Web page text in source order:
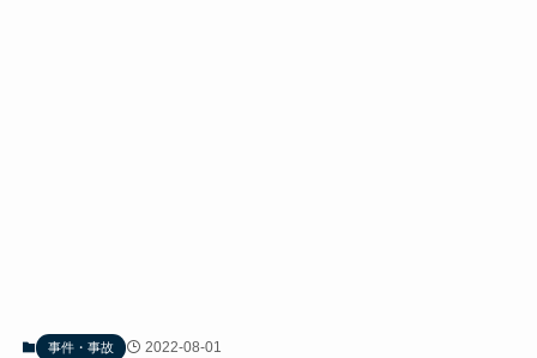
事件・事故 2022-08-01